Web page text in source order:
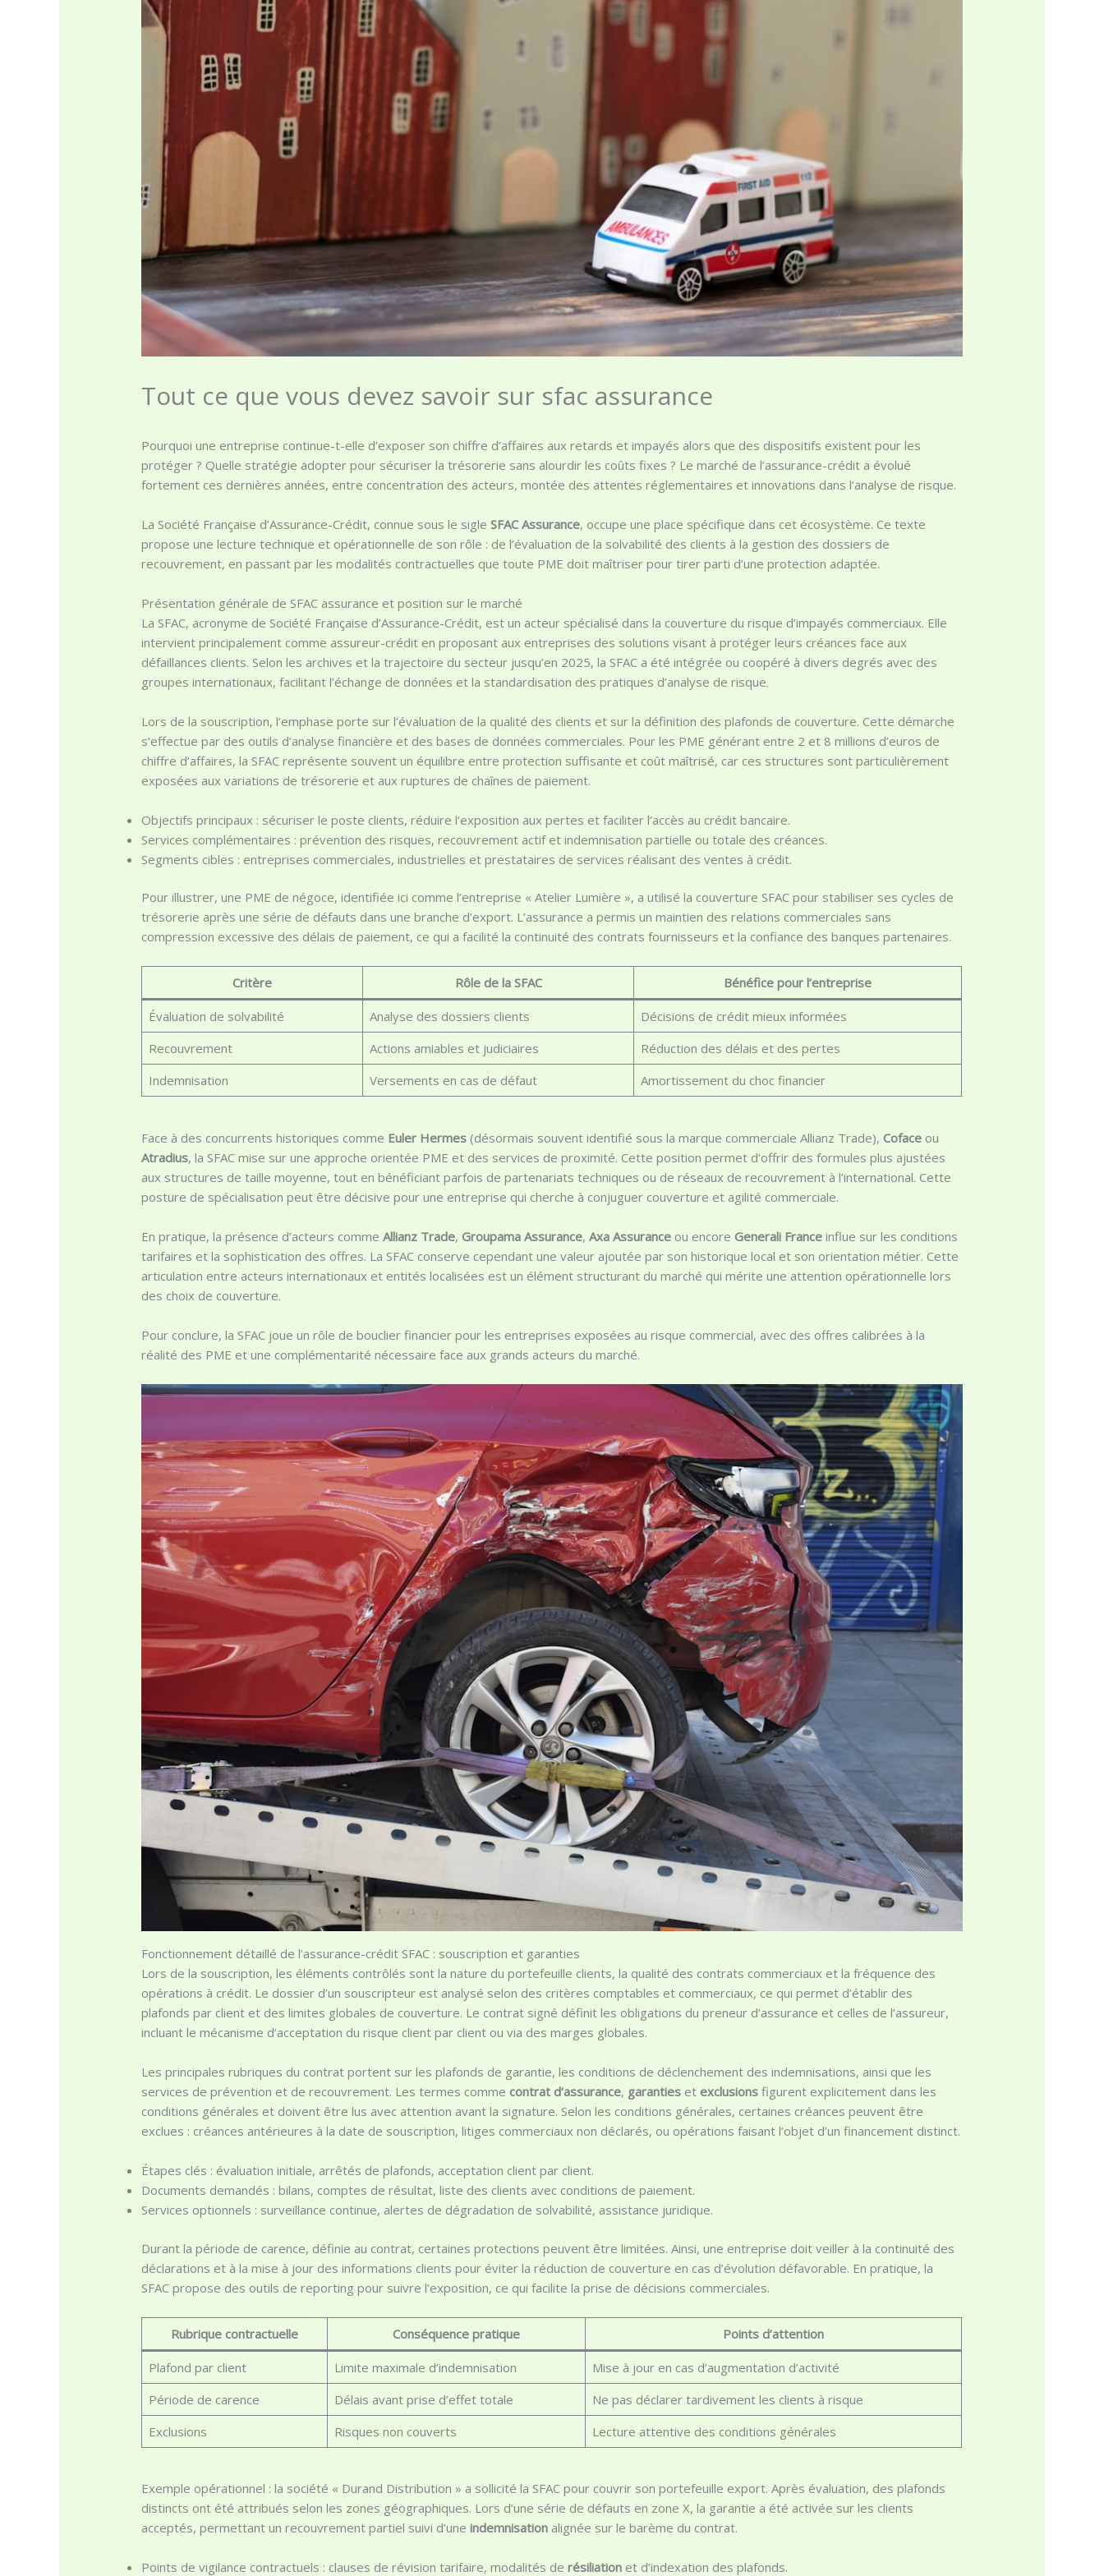
Tout ce que vous devez savoir sur sfac assurance
Pourquoi une entreprise continue-t-elle d’exposer son chiffre d’affaires aux retards et impayés alors que des dispositifs existent pour les
protéger ? Quelle stratégie adopter pour sécuriser la trésorerie sans alourdir les coûts fixes ? Le marché de l’assurance-crédit a évolué
fortement ces dernières années, entre concentration des acteurs, montée des attentes réglementaires et innovations dans l’analyse de risque.
La Société Française d’Assurance-Crédit, connue sous le sigleSFAC Assurance, occupe une place spécifique dans cet écosystème. Ce texte
propose une lecture technique et opérationnelle de son rôle : de l’évaluation de la solvabilité des clients à la gestion des dossiers de
recouvrement, en passant par les modalités contractuelles que toute PME doit maîtriser pour tirer parti d’une protection adaptée.
Présentation générale de SFAC assurance et position sur le marché
La SFAC, acronyme de Société Française d’Assurance-Crédit, est un acteur spécialisé dans la couverture du risque d’impayés commerciaux. Elle
intervient principalement comme assureur-crédit en proposant aux entreprises des solutions visant à protéger leurs créances face aux
défaillances clients. Selon les archives et la trajectoire du secteur jusqu’en 2025, la SFAC a été intégrée ou coopéré à divers degrés avec des
groupes internationaux, facilitant l’échange de données et la standardisation des pratiques d’analyse de risque.
Lors de la souscription, l’emphase porte sur l’évaluation de la qualité des clients et sur la définition des plafonds de couverture. Cette démarche
s’effectue par des outils d’analyse financière et des bases de données commerciales. Pour les PME générant entre 2 et 8 millions d’euros de
chiffre d’affaires, la SFAC représente souvent un équilibre entre protection suffisante et coût maîtrisé, car ces structures sont particulièrement
exposées aux variations de trésorerie et aux ruptures de chaînes de paiement.
Objectifs principaux : sécuriser le poste clients, réduire l’exposition aux pertes et faciliter l’accès au crédit bancaire.
Services complémentaires : prévention des risques, recouvrement actif et indemnisation partielle ou totale des créances.
Segments cibles : entreprises commerciales, industrielles et prestataires de services réalisant des ventes à crédit.
Pour illustrer, une PME de négoce, identifiée ici comme l’entreprise « Atelier Lumière », a utilisé la couverture SFAC pour stabiliser ses cycles de
trésorerie après une série de défauts dans une branche d’export. L’assurance a permis un maintien des relations commerciales sans
compression excessive des délais de paiement, ce qui a facilité la continuité des contrats fournisseurs et la confiance des banques partenaires.
Critère Rôle de la SFAC Bénéfice pour l’entreprise
Évaluation de solvabilité Analyse des dossiers clients
Décisions de crédit mieux informées
Recouvrement
Actions amiables et judiciaires
Réduction des délais et des pertes
Indemnisation
Versements en cas de défaut Amortissement du choc financier
Face à des concurrents historiques comme Euler Hermes (désormais souvent identifié sous la marque commerciale Allianz Trade),Coface ou
Atradius, la SFAC mise sur une approche orientée PME et des services de proximité. Cette position permet d’offrir des formules plus ajustées
aux structures de taille moyenne, tout en bénéficiant parfois de partenariats techniques ou de réseaux de recouvrement à l’international. Cette
posture de spécialisation peut être décisive pour une entreprise qui cherche à conjuguer couverture et agilité commerciale.
En pratique, la présence d’acteurs commeAllianz Trade, Groupama Assurance,Axa Assurance ou encore Generali France influe sur les conditions
tarifaires et la sophistication des offres. La SFAC conserve cependant une valeur ajoutée par son historique local et son orientation métier. Cette
articulation entre acteurs internationaux et entités localisées est un élément structurant du marché qui mérite une attention opérationnelle lors
des choix de couverture.
Pour conclure, la SFAC joue un rôle de bouclier financier pour les entreprises exposées au risque commercial, avec des offres calibrées à la
réalité des PME et une complémentarité nécessaire face aux grands acteurs du marché.
Fonctionnement détaillé de l’assurance-crédit SFAC : souscription et garanties
Lors de la souscription, les éléments contrôlés sont la nature du portefeuille clients, la qualité des contrats commerciaux et la fréquence des
opérations à crédit. Le dossier d’un souscripteur est analysé selon des critères comptables et commerciaux, ce qui permet d’établir des
plafonds par client et des limites globales de couverture. Le contrat signé définit les obligations du preneur d’assurance et celles de l’assureur,
incluant le mécanisme d’acceptation du risque client par client ou via des marges globales.
Les principales rubriques du contrat portent sur les plafonds de garantie, les conditions de déclenchement des indemnisations, ainsi que les
services de prévention et de recouvrement. Les termes commecontrat d’assurance, garanties etexclusions figurent explicitement dans les
conditions générales et doivent être lus avec attention avant la signature. Selon les conditions générales, certaines créances peuvent être
exclues : créances antérieures à la date de souscription, litiges commerciaux non déclarés, ou opérations faisant l’objet d’un financement distinct.
Étapes clés : évaluation initiale, arrêtés de plafonds, acceptation client par client.
Documents demandés : bilans, comptes de résultat, liste des clients avec conditions de paiement.
Services optionnels : surveillance continue, alertes de dégradation de solvabilité, assistance juridique.
Durant la période de carence, définie au contrat, certaines protections peuvent être limitées. Ainsi, une entreprise doit veiller à la continuité des
déclarations et à la mise à jour des informations clients pour éviter la réduction de couverture en cas d’évolution défavorable. En pratique, la
SFAC propose des outils de reporting pour suivre l’exposition, ce qui facilite la prise de décisions commerciales.
Rubrique contractuelle Conséquence pratique Points d’attention
Plafond par client Limite maximale d’indemnisation
Mise à jour en cas d’augmentation d’activité
Période de carence
Délais avant prise d’effet totale
Ne pas déclarer tardivement les clients à risque
Exclusions
Risques non couverts Lecture attentive des conditions générales
Exemple opérationnel : la société « Durand Distribution » a sollicité la SFAC pour couvrir son portefeuille export. Après évaluation, des plafonds
distincts ont été attribués selon les zones géographiques. Lors d’une série de défauts en zone X, la garantie a été activée sur les clients
acceptés, permettant un recouvrement partiel suivi d’uneindemnisation alignée sur le barème du contrat.
Points de vigilance contractuels : clauses de révision tarifaire, modalités derésiliation et d’indexation des plafonds.